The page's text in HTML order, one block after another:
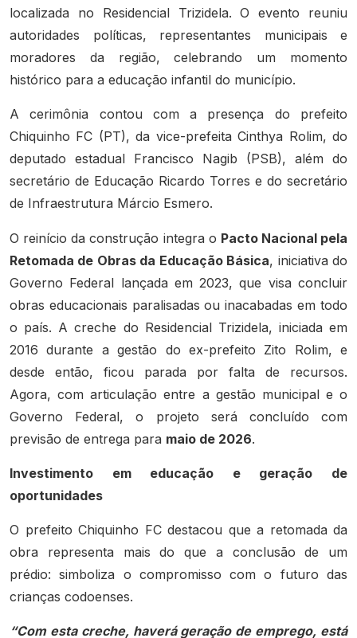
localizada no Residencial Trizidela. O evento reuniu
autoridades políticas, representantes municipais e
moradores da região, celebrando um momento
histórico para a educação infantil do município.
A cerimônia contou com a presença do prefeito
Chiquinho FC (PT), da vice-prefeita Cinthya Rolim, do
deputado estadual Francisco Nagib (PSB), além do
secretário de Educação Ricardo Torres e do secretário
de Infraestrutura Márcio Esmero.
O reinício da construção integra o Pacto Nacional pela
Retomada de Obras da Educação Básica, iniciativa do
Governo Federal lançada em 2023, que visa concluir
obras educacionais paralisadas ou inacabadas em todo
o país. A creche do Residencial Trizidela, iniciada em
2016 durante a gestão do ex-prefeito Zito Rolim, e
desde então, ficou parada por falta de recursos.
Agora, com articulação entre a gestão municipal e o
Governo Federal, o projeto será concluído com
previsão de entrega para maio de 2026.
Investimento em educação e geração de
oportunidades
O prefeito Chiquinho FC destacou que a retomada da
obra representa mais do que a conclusão de um
prédio: simboliza o compromisso com o futuro das
crianças codoenses.
“Com esta creche, haverá geração de emprego, está